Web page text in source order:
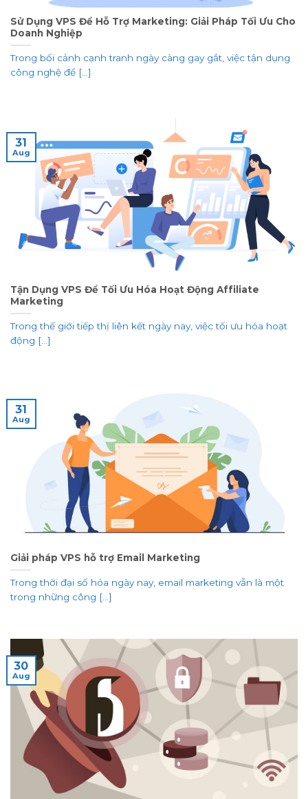
Sử Dụng VPS Để Hỗ Trợ Marketing: Giải Pháp Tối Ưu Cho
Doanh Nghiệp
Trong bối cảnh cạnh tranh ngày càng gay gắt, việc tận dụng
công nghệ để [...]
Tận Dụng VPS Để Tối Ưu Hóa Hoạt Động Affiliate
Marketing
Trong thế giới tiếp thị liên kết ngày nay, việc tối ưu hóa hoạt
động [...]
31
Aug
Giải pháp VPS hỗ trợ Email Marketing
Trong thời đại số hóa ngày nay, email marketing vẫn là một
trong những công [...]
31
Aug
30
Aug